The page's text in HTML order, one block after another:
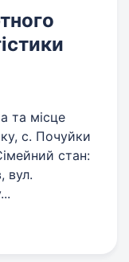
та місце
с. Почуйки
стан:
вул.